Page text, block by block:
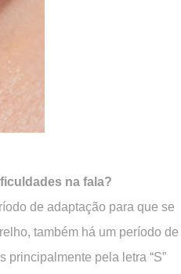
na fala?
de adaptação para que se
também há um período de
pela letra “S”